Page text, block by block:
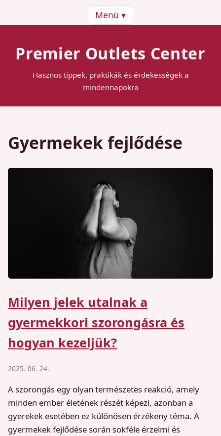
Menü ▾
Premier Outlets Center
Hasznos tippek, praktikák és érdekességek a
mindennapokra
Gyermekek fejlődése
Milyen jelek utalnak a
gyermekkori szorongásra és
hogyan kezeljük?
2025. 06. 24.
A szorongás egy olyan természetes reakció, amely
minden ember életének részét képezi, azonban a
gyerekek esetében ez különösen érzékeny téma. A
gyermekek fejlődése során sokféle érzelmi és